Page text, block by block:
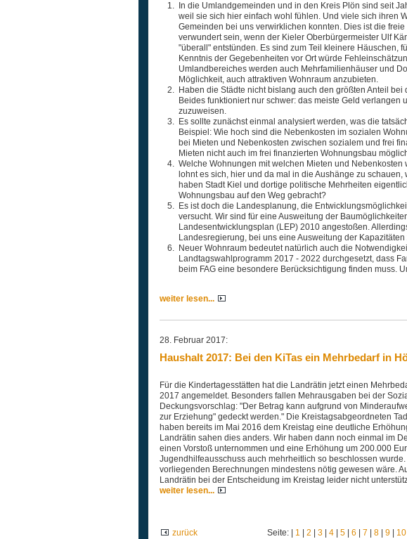
In die Umlandgemeinden und in den Kreis Plön sind seit
weil sie sich hier einfach wohl fühlen. Und viele sich ihren
Gemeinden bei uns verwirklichen konnten. Dies ist die
verwundert sein, wenn der Kieler Oberbürgermeister Ulf
"überall" entstünden. Es sind zum Teil kleinere Häuschen,
Kenntnis der Gegebenheiten vor Ort würde
Umlandbereiches werden auch Mehrfamilienhäuser und
Möglichkeit, auch attraktiven Wohnraum anzubieten.
Haben die Städte nicht bislang auch den größten Anteil
Beides funktioniert nur schwer: das meiste Geld
zuzuweisen.
Es sollte zunächst einmal analysiert werden, was die
Beispiel: Wie hoch sind die Nebenkosten im sozialen
bei Mieten und Nebenkosten zwischen sozialem und frei
Mieten nicht auch im frei finanzierten Wohnungsbau
Welche Wohnungen mit welchen Mieten und
lohnt es sich, hier und da mal in die Aushänge zu
haben Stadt Kiel und dortige politische Mehrheiten
Wohnungsbau auf den Weg gebracht?
Es ist doch die Landesplanung, die
versucht. Wir sind für eine Ausweitung der
Landesentwicklungsplan (LEP) 2010 angestoßen.
Landesregierung, bei uns eine Ausweitung der
Neuer Wohnraum bedeutet natürlich auch die
Landtagswahlprogramm 2017 - 2022 durchgesetzt, dass
beim FAG eine besondere Berücksichtigung finden muss.
weiter lesen...
28. Februar 2017:
Haushalt 2017: Bei den KiTas ein Mehrbedarf in
Für die Kindertagesstätten hat die Landrätin jetzt einen
2017 angemeldet. Besonders fallen Mehrausgaben bei der
Deckungsvorschlag: "Der Betrag kann aufgrund von
zur Erziehung" gedeckt werden." Die Kreistagsabgeordneten
haben bereits im Mai 2016 dem Kreistag eine deutliche
Landrätin sahen dies anders. Wir haben dann noch einmal im
einen Vorstoß unternommen und eine Erhöhung um 200.000
Jugendhilfeausschuss auch mehrheitlich so beschlossen
vorliegenden Berechnungen mindestens nötig gewesen wäre.
Landrätin bei der Entscheidung im Kreistag leider nicht
weiter lesen...
zurück Seite: | 1 2 3| 4| 5| 6 7 8| 9| 10|